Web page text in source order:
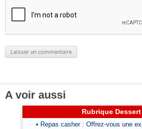
A voir aussi
Rubrique Dessert
• Repas casher : Offrez-vous une